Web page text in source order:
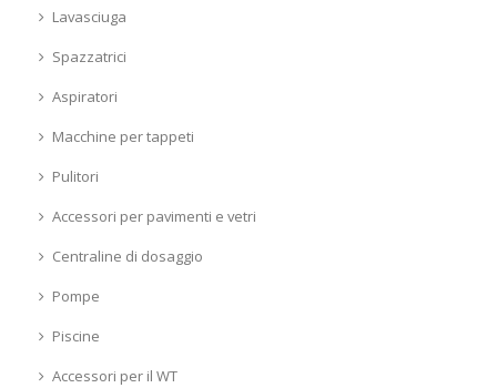
Lavasciuga
Spazzatrici
Aspiratori
Macchine per tappeti
Pulitori
Accessori per pavimenti e vetri
Centraline di dosaggio
Pompe
Piscine
Accessori per il WT